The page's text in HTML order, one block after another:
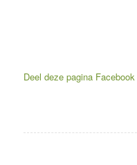
Deel deze pagina Facebook